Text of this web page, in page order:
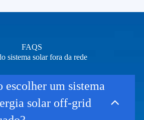
FAQS
sistema solar fora da rede
escolher um sistema
solar off-grid